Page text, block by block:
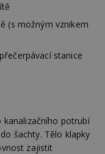
(s možným vznikem
stanice
kanalizačního potrubí
šachty. Tělo klapky
zajistit